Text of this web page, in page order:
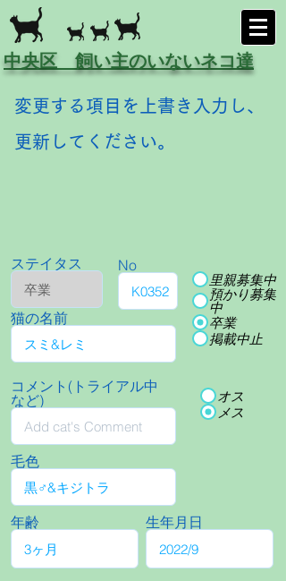
中央区 飼い主のいないネコ達
変更する項目を上書き入力し、
更新してください。
ステイタス No
猫の名前
里親募集中
預かり募集
中
卒業
掲載中止
コメント(トライアル中
など)
オス
メス
毛色
年齢 生年月日